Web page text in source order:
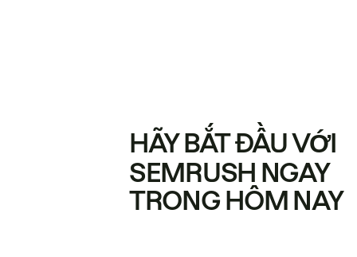
HÃY BẮT ĐẦU VỚI
SEMRUSH NGAY
TRONG HÔM NAY